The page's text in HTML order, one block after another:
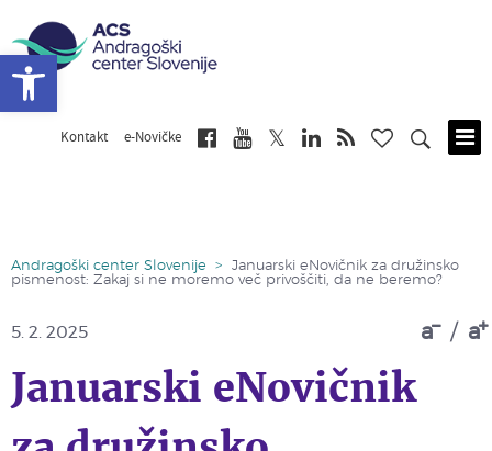
Kontakt e-Novičke
Andragoški center Slovenije >
Januarski eNovičnik za družinsko
pismenost: Zakaj si ne moremo več privoščiti, da ne beremo?
a / a
5. 2. 2025
Januarski eNovičnik
Open toolbar